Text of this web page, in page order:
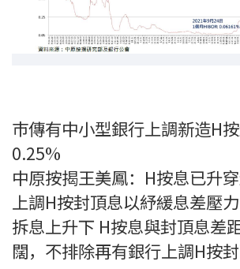
新聞/研究
統計數據庫
按揭快趣智識
按揭智庫
樓按專欄
巿傳有中小型銀行上調新造H
0.25%
中原按揭王美鳳：H按息已升
上調H按封頂息以紓緩息差壓力
拆息上升下 H按息與封頂息差
闊，不排除再有銀行上調H按